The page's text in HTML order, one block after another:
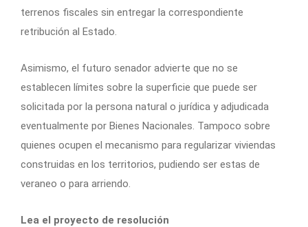
terrenos fiscales sin entregar la correspondiente
retribución al Estado.
Asimismo, el futuro senador advierte que no se
establecen límites sobre la superficie que puede ser
solicitada por la persona natural o jurídica y adjudicada
eventualmente por Bienes Nacionales. Tampoco sobre
quienes ocupen el mecanismo para regularizar viviendas
construidas en los territorios, pudiendo ser estas de
veraneo o para arriendo.
Lea el proyecto de resolución